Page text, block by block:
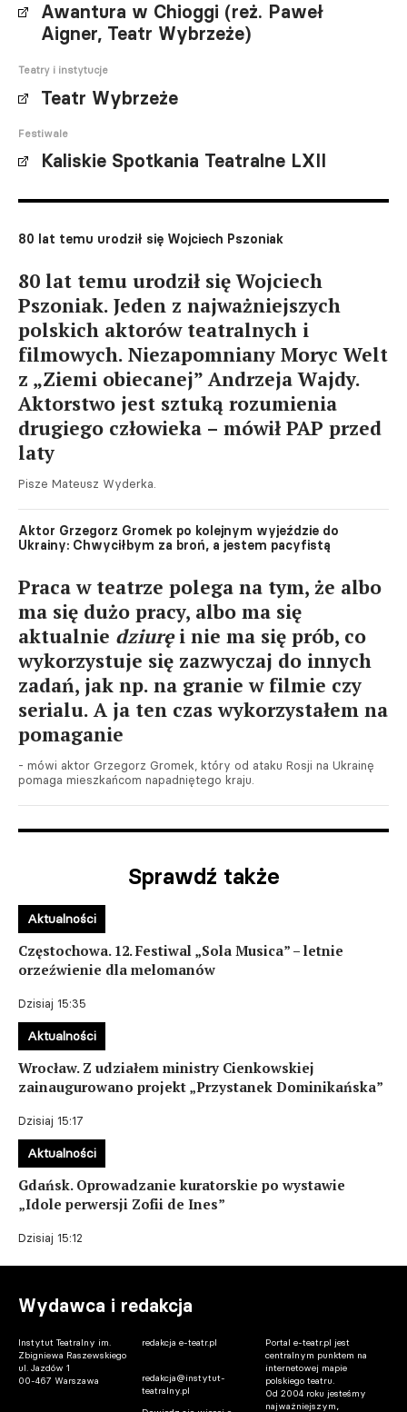
Awantura w Chioggi (reż. Paweł
Aigner, Teatr Wybrzeże)
Teatry i instytucje
Teatr Wybrzeże
Festiwale
Kaliskie Spotkania Teatralne LXII
80 lat temu urodził się Wojciech Pszoniak
80 lat temu urodził się Wojciech
Pszoniak. Jeden z najważniejszych
polskich aktorów teatralnych i
filmowych. Niezapomniany Moryc Welt
z „Ziemi obiecanej” Andrzeja Wajdy.
Aktorstwo jest sztuką rozumienia
drugiego człowieka – mówił PAP przed
laty
Pisze Mateusz Wyderka.
Aktor Grzegorz Gromek po kolejnym wyjeździe do
Ukrainy: Chwyciłbym za broń, a jestem pacyfistą
Praca w teatrze polega na tym, że albo
ma się dużo pracy, albo ma się
aktualnie dziuręi nie ma się prób, co
wykorzystuje się zazwyczaj do innych
zadań, jak np. na granie w filmie czy
serialu. A ja ten czas wykorzystałem na
pomaganie
- mówi aktor Grzegorz Gromek, który od ataku Rosji na Ukrainę
pomaga mieszkańcom napadniętego kraju.
Sprawdź także
Częstochowa. 12. Festiwal „Sola Musica” – letnie
orzeźwienie dla melomanów
Dzisiaj 15:35
Aktualności
Wrocław. Z udziałem ministry Cienkowskiej
zainaugurowano projekt „Przystanek Dominikańska”
Dzisiaj 15:17
Aktualności
Gdańsk. Oprowadzanie kuratorskie po wystawie
„Idole perwersji Zofii de Ines”
Dzisiaj 15:12
Aktualności
Wydawca i redakcja
Instytut Teatralny im.
Zbigniewa Raszewskiego
ul. Jazdów 1
00-467 Warszawa
redakcja e-teatr.pl
redakcja@instytut-
teatralny.pl
Portal e-teatr.pl jest
centralnym punktem na
internetowej mapie
polskiego teatru.
Od 2004 roku jesteśmy
najważniejszym,